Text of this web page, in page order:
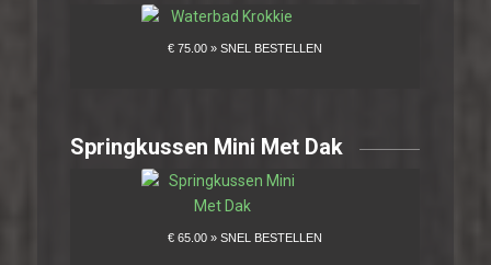
Springkussen Mini Met Dak